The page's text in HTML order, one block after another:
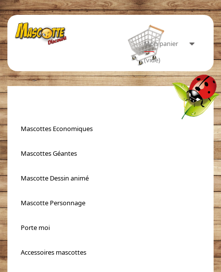
Toggle
Mon panier
(vide)
Mascottes Economiques
Mascottes Géantes
Mascotte Dessin animé
Mascotte Personnage
Porte moi
Accessoires mascottes